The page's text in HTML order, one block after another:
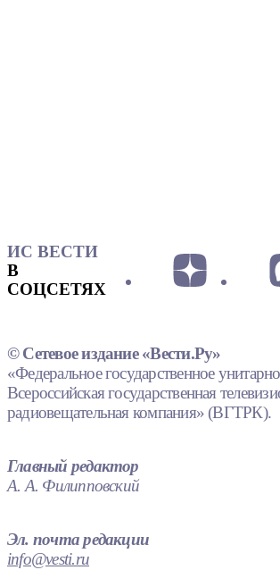
ИС ВЕСТИ
В
СОЦСЕТЯХ
© Сетевое издание «Вести.Ру»
«Федеральное государственное
Всероссийская государственная
радиовещательная компания» (ВГТРК).
Главный редактор
А. А. Филипповский
Эл. почта редакции
info@vesti.ru